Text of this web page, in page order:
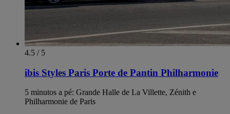
4.5 / 5
ibis Styles Paris Porte de Pantin Philharmonie
5 minutos a pé: Grande Halle de La Villette, Zénith e
Philharmonie de Paris